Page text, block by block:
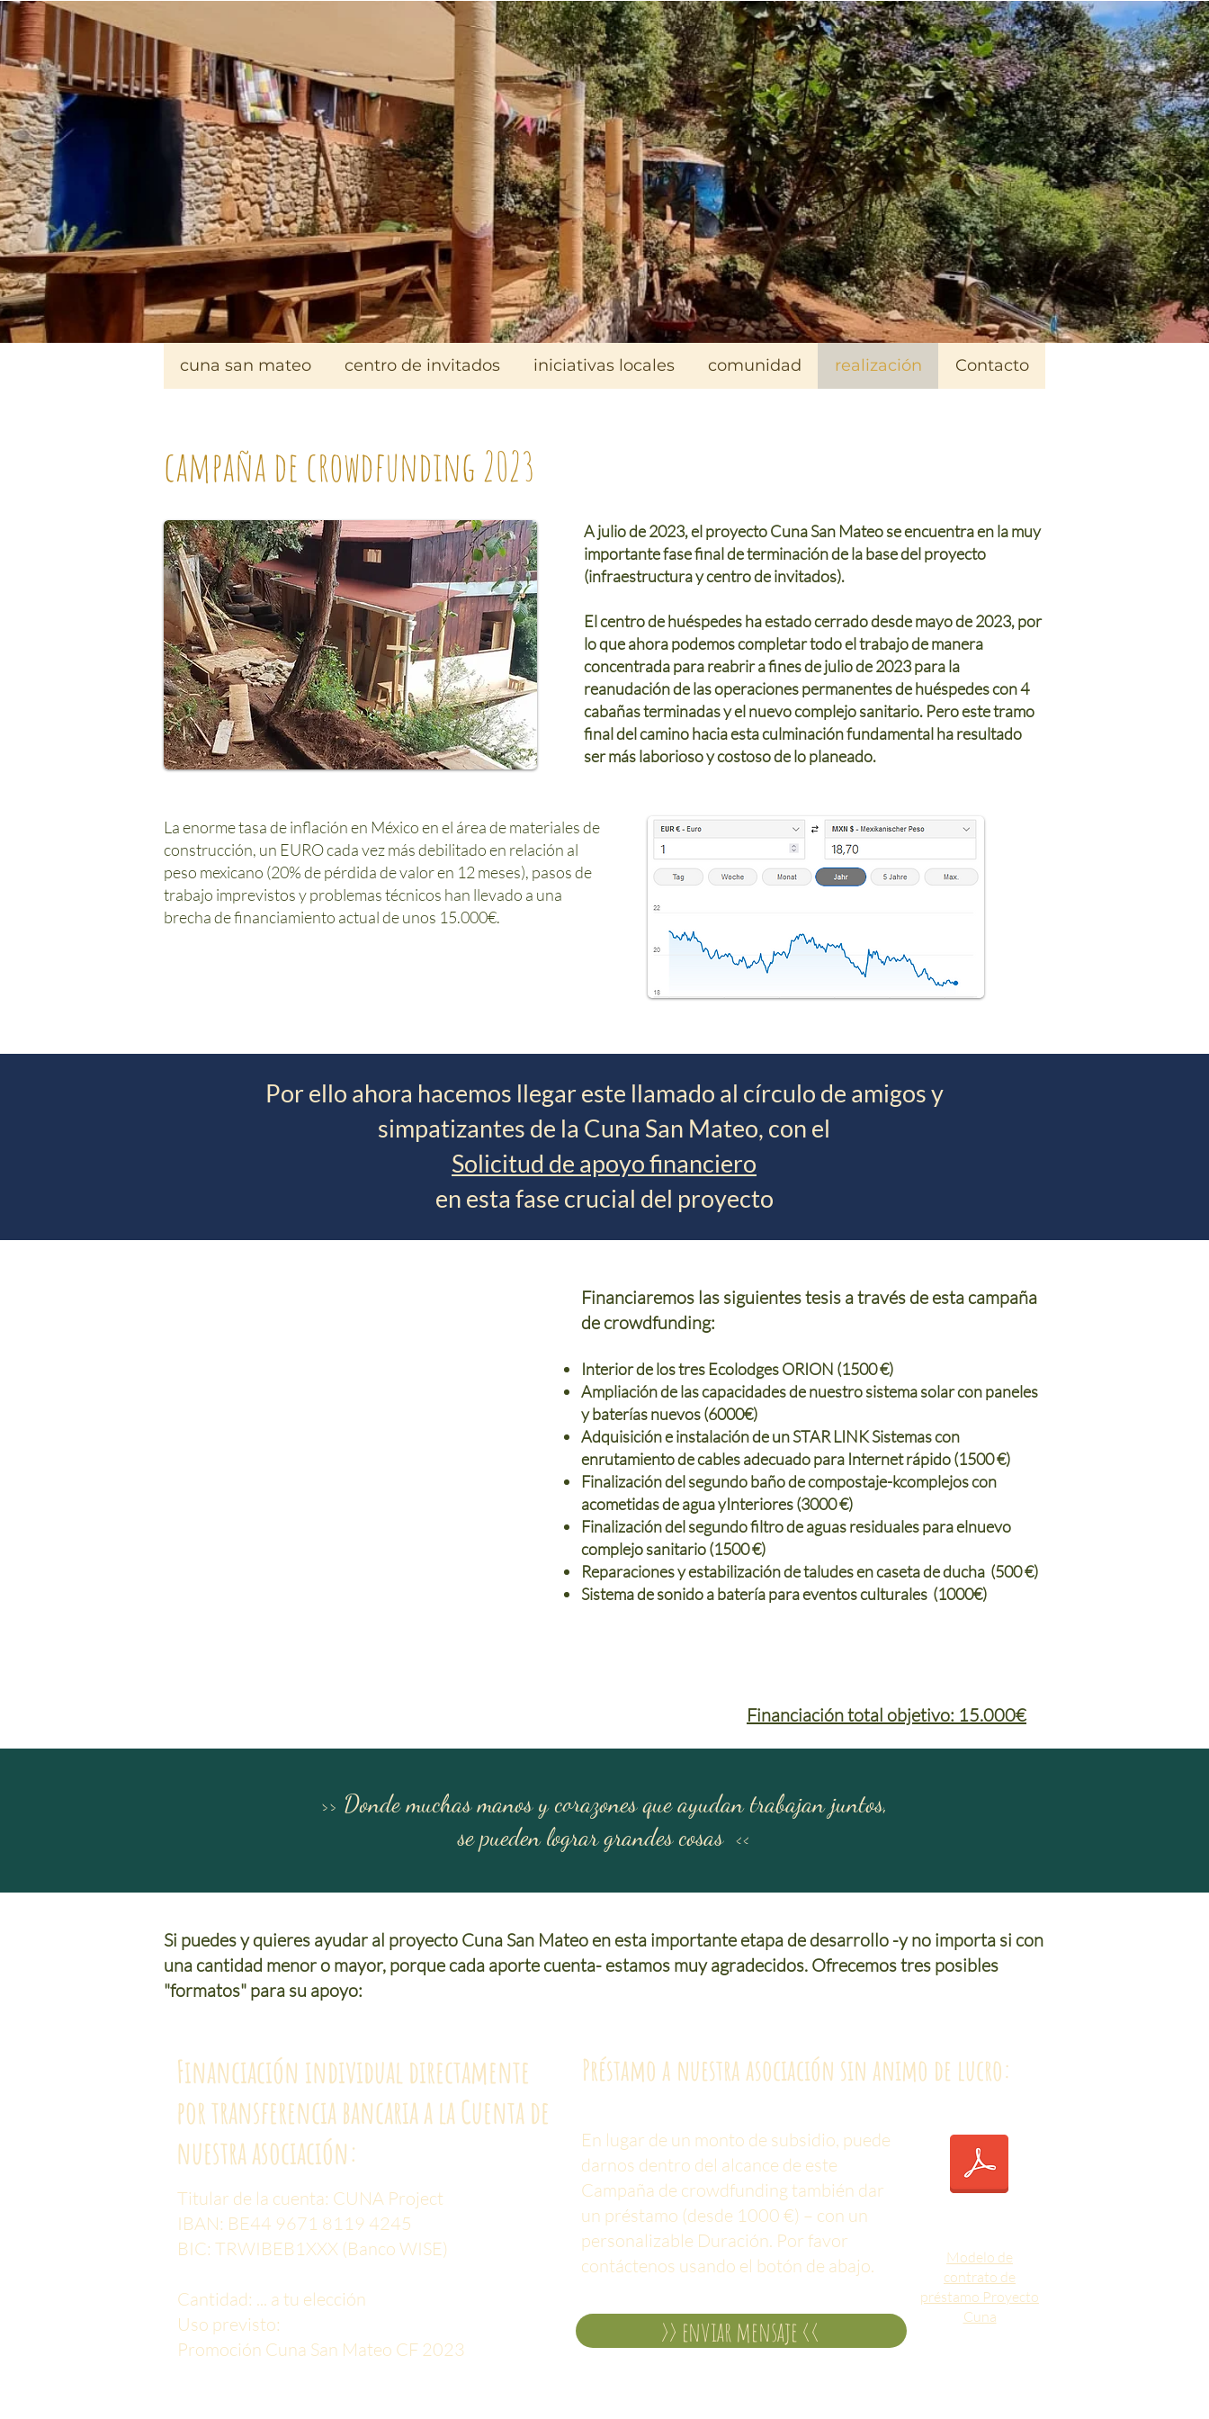
campaña de crowdfunding 2023
A julio de 2023, el proyecto Cuna San Mateo se encuentra en la muy
importante fase final de terminación de la base del proyecto
(infraestructura y centro de invitados).
El centro de huéspedes ha estado cerrado desde mayo de 2023, por
lo que ahora podemos completar todo el trabajo de manera
concentrada para reabrir a fines de julio de 2023 para la
reanudación de las operaciones permanentes de huéspedes con 4
cabañas terminadas y el nuevo complejo sanitario. Pero este tramo
final del camino hacia esta culminación fundamental ha resultado
ser más laborioso y costoso de lo planeado.
La enorme tasa de inflación en México en el área de materiales de
construcción, un EURO cada vez más debilitado en relación al
peso mexicano (20% de pérdida de valor en 12 meses), pasos de
trabajo imprevistos y problemas técnicos han llevado a una
brecha de financiamiento actual de unos 15.000€.
Por ello ahora hacemos llegar este llamado al círculo de amigos y
simpatizantes de la Cuna San Mateo, con el
Solicitud de apoyo financiero
en esta fase crucial del proyecto
Financiaremos las siguientes tesis a través de esta campaña
de crowdfunding:
Interior de los tres Ecolodges ORION (1500 €)
Ampliación de las capacidades de nuestro sistema solarcon paneles
y baterías nuevos (6000€)
Adquisición e instalación de un STAR LINKSistemas con
enrutamiento de cables adecuado para Internet rápido (1500 €)
Finalización del segundo baño de compostaje-kcomplejos con
acometidas de agua yInteriores (3000 €)
Finalización del segundo filtro de aguas residuales para elnuevo
complejo sanitario (1500 €)
Reparaciones y estabilización de taludes en caseta de ducha (500 €)
Sistema de sonido a batería para eventos culturales (1000€)
Financiación total objetivo: 15.000€
>> Donde muchas manos y corazones que ayudan trabajan juntos,
se pueden lograr grandes cosas <<
Si puedes y quieres ayudar al proyecto Cuna San Mateo en esta importante etapa de desarrollo -y no importa si con
una cantidad menor o mayor, porque cada aporte cuenta- estamos muy agradecidos. Ofrecemos tres posibles
"formatos" para su apoyo:
Financiación individual directamente
por transferencia bancariaa la Cuenta de
nuestra asociación:
Titular de la cuenta: CUNA Project
IBAN: BE44 9671 8119 4245
BIC: TRWIBEB1XXX (Banco WISE)
Cantidad: ... a tu elección
Uso previsto:
Promoción Cuna San Mateo CF 2023
Préstamo a nuestra asociación sin animo de lucro:
En lugar de un monto de subsidio, puede
darnos dentro del alcance de este
Campaña de crowdfunding también dar
un préstamo (desde 1000 €) – con un
personalizable Duración. Por favor
contáctenos usando el botón de abajo.
>> enviar mensaje <<
Modelo de
contrato de
préstamo Proyecto
Cuna
cuna san mateo centro de invitados iniciativas locales comunidad realización Contacto